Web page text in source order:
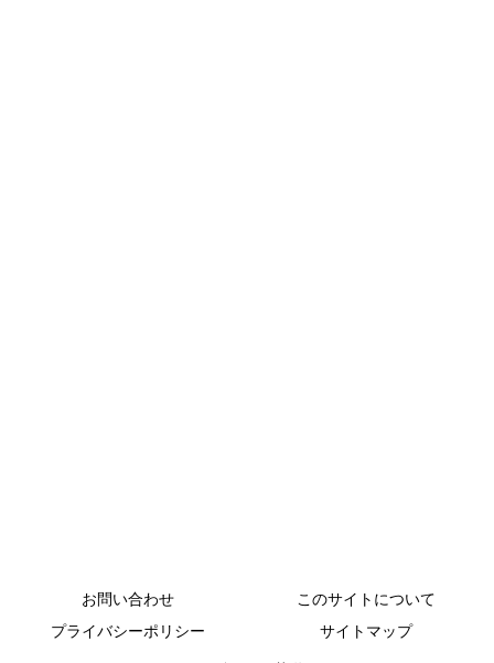
お問い合わせ
このサイトについて
プライバシーポリシー
サイトマップ